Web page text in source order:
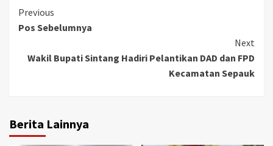
Continue
Reading
Previous
Pos Sebelumnya
Next
Wakil Bupati Sintang Hadiri Pelantikan DAD dan FPD
Kecamatan Sepauk
Berita Lainnya